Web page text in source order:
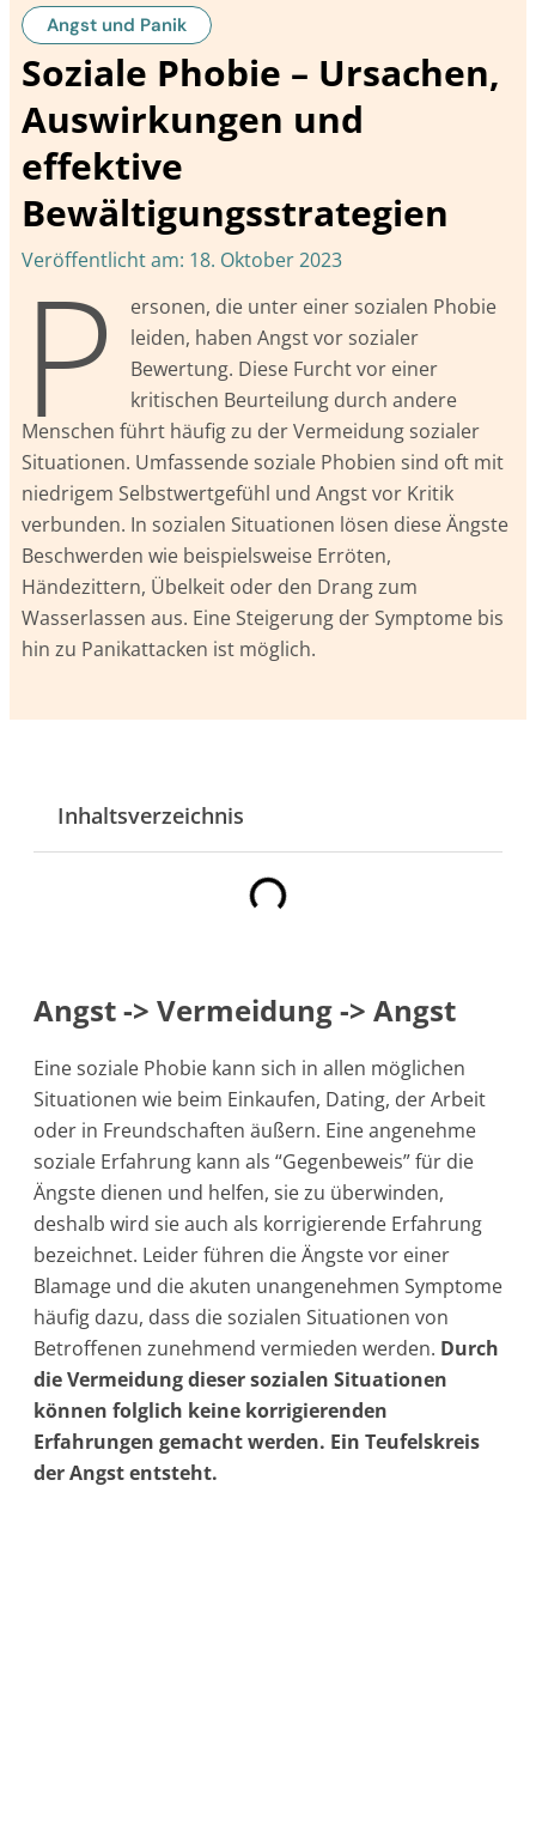
Angst und Panik
Soziale Phobie – Ursachen,
Auswirkungen und
effektive
Bewältigungsstrategien
Veröffentlicht am: 18. Oktober 2023
P
ersonen, die unter einer sozialen Phobie
leiden, haben Angst vor sozialer
Bewertung. Diese Furcht vor einer
kritischen Beurteilung durch andere
Menschen führt häufig zu der Vermeidung sozialer
Situationen. Umfassende soziale Phobien sind oft mit
niedrigem Selbstwertgefühl und Angst vor Kritik
verbunden. In sozialen Situationen lösen diese Ängste
Beschwerden wie beispielsweise Erröten,
Händezittern, Übelkeit oder den Drang zum
Wasserlassen aus. Eine Steigerung der Symptome bis
hin zu Panikattacken ist möglich.
Inhaltsverzeichnis
Angst -> Vermeidung -> Angst
Eine soziale Phobie kann sich in allen möglichen
Situationen wie beim Einkaufen, Dating, der Arbeit
oder in Freundschaften äußern. Eine angenehme
soziale Erfahrung kann als “Gegenbeweis” für die
Ängste dienen und helfen, sie zu überwinden,
deshalb wird sie auch als korrigierende Erfahrung
bezeichnet. Leider führen die Ängste vor einer
Blamage und die akuten unangenehmen Symptome
häufig dazu, dass die sozialen Situationen von
Betroffenen zunehmend vermieden werden. Durch
die Vermeidung dieser sozialen Situationen
können folglich keine korrigierenden
Erfahrungen gemacht werden. Ein Teufelskreis
der Angst entsteht.